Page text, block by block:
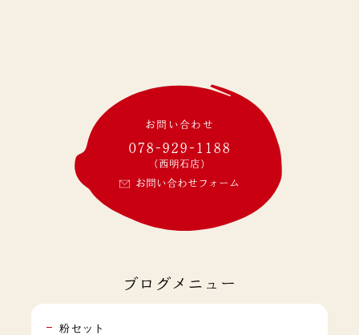
お問い合わせ
078-929-1188
(西明石店)
お問い合わせフォーム
ブログメニュー
粉セット